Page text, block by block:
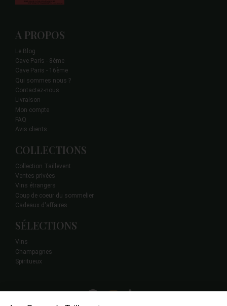
A PROPOS
Le Blog
Cave Paris - 8ème
Cave Paris - 16ème
Qui sommes nous ?
Contactez-nous
Livraison
Mon compte
FAQ
Avis clients
COLLECTIONS
Collection Taillevent
Ventes privées
Vins étrangers
Coup de coeur du sommelier
Cadeaux d'affaires
SÉLECTIONS
Vins
Champagnes
Spiritueux